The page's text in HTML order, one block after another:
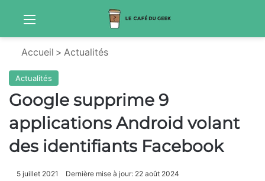
Menu
Accueil > Actualités
Actualités
Google supprime 9
applications Android volant
des identifiants Facebook
5 juillet 2021 Dernière mise à jour: 22 août 2024